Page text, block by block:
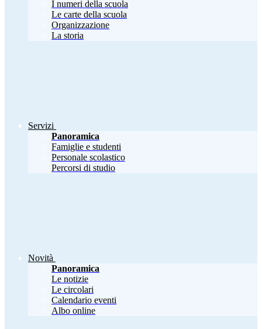
I numeri della scuola
Le carte della scuola
Organizzazione
La storia
Servizi
Panoramica
Famiglie e studenti
Personale scolastico
Percorsi di studio
Novità
Panoramica
Le notizie
Le circolari
Calendario eventi
Albo online